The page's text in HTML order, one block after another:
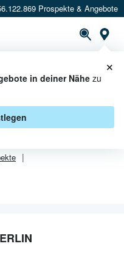
Prospekte & Angebote
in deiner Nähezu
×
IN BERLIN
abgelaufen.